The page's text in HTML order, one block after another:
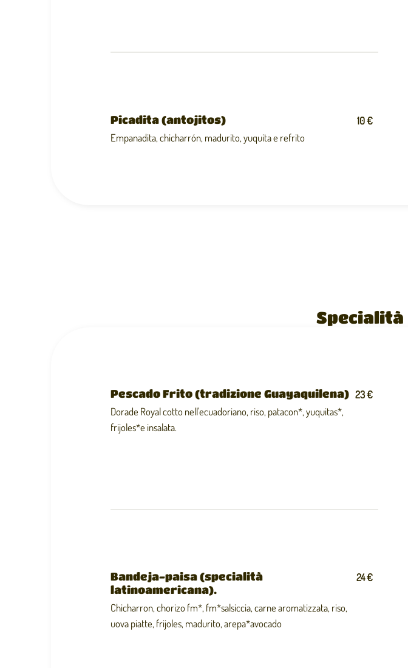
Picadita (antojitos)
Empanadita, chicharrón, madurito, yuquita e refrito
10 €
Specialità
Pescado Frito (tradizione Guayaquilena)
Dorade Royal cotto nell'ecuadoriano, riso, patacon*, yuquitas*,
frijoles*e insalata.
23 €
Bandeja-paisa (specialità
latinoamericana).
Chicharron, chorizo ​​fm*, fm*salsiccia, carne aromatizzata, riso,
uova piatte, frijoles, madurito, arepa*avocado
24 €